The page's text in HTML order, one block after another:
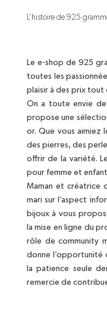
L’histoire de 925
Le e-shop de 925
toutes les
plaisir à des prix tout
On a toute envie de
propose une
or. Que vous aimiez
des pierres, des
offrir de la variété.
pour femme et
Maman et créatrice
mari sur l’aspect
bijoux à vous
la mise en ligne du
rôle de community
donne l’opportunité
la patience seule
remercie de